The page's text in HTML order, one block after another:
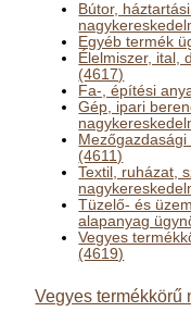
Bútor,
Egyéb termék
Élelmiszer, ital,
(4617)
Fa-, építési
Gép, ipari
(4611)
Textil, ruházat,
Tüzelő- és
alapanyag
Vegyes
(4619)
Vegyes termékkörű